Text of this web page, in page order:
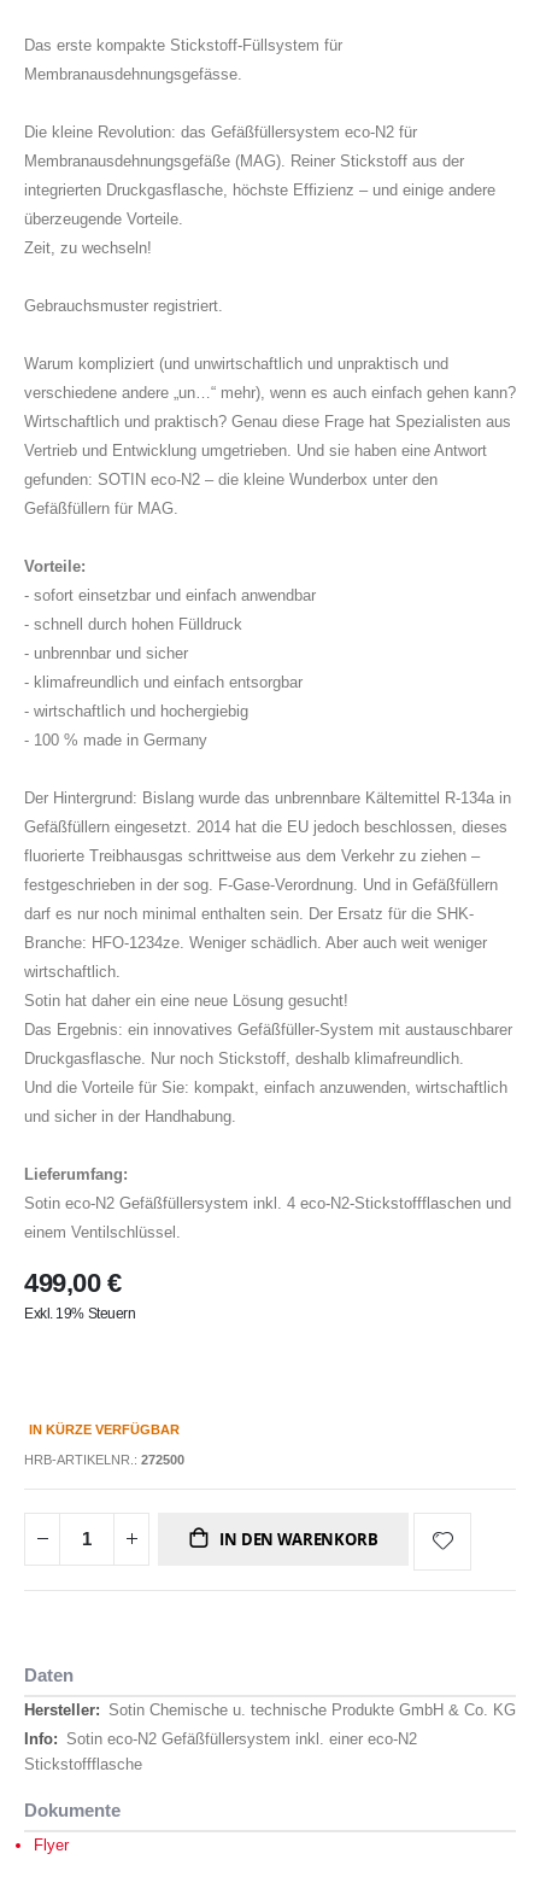
Das erste kompakte Stickstoff-Füllsystem für
Membranausdehnungsgefässe.
Die kleine Revolution: das Gefäßfüllersystem eco-N2 für
Membranausdehnungsgefäße (MAG). Reiner Stickstoff aus der
integrierten Druckgasflasche, höchste Effizienz – und einige andere
überzeugende Vorteile.
Zeit, zu wechseln!
Gebrauchsmuster registriert.
Warum kompliziert (und unwirtschaftlich und unpraktisch und
verschiedene andere „un…“ mehr), wenn es auch einfach gehen kann?
Wirtschaftlich und praktisch? Genau diese Frage hat Spezialisten aus
Vertrieb und Entwicklung umgetrieben. Und sie haben eine Antwort
gefunden: SOTIN eco-N2 – die kleine Wunderbox unter den
Gefäßfüllern für MAG.
Vorteile:
- sofort einsetzbar und einfach anwendbar
- schnell durch hohen Fülldruck
- unbrennbar und sicher
- klimafreundlich und einfach entsorgbar
- wirtschaftlich und hochergiebig
- 100 % made in Germany
Der Hintergrund: Bislang wurde das unbrennbare Kältemittel R-134a in
Gefäßfüllern eingesetzt. 2014 hat die EU jedoch beschlossen, dieses
fluorierte Treibhausgas schrittweise aus dem Verkehr zu ziehen –
festgeschrieben in der sog. F-Gase-Verordnung. Und in Gefäßfüllern
darf es nur noch minimal enthalten sein. Der Ersatz für die SHK-
Branche: HFO-1234ze. Weniger schädlich. Aber auch weit weniger
wirtschaftlich.
Sotin hat daher ein eine neue Lösung gesucht!
Das Ergebnis: ein innovatives Gefäßfüller-System mit austauschbarer
Druckgasflasche. Nur noch Stickstoff, deshalb klimafreundlich.
Und die Vorteile für Sie: kompakt, einfach anzuwenden, wirtschaftlich
und sicher in der Handhabung.
Lieferumfang:
Sotin eco-N2 Gefäßfüllersystem inkl. 4 eco-N2-Stickstoffflaschen und
einem Ventilschlüssel.
499,00 €
Exkl. 19% Steuern
IN KÜRZE VERFÜGBAR
HRB-ARTIKELNR.: 272500
IN DEN WARENKORB
Daten
Daten
Sotin Chemische u. technische Produkte GmbH & Co. KG
Sotin eco-N2 Gefäßfüllersystem inkl. einer eco-N2
Stickstoffflasche
Dokumente
Flyer